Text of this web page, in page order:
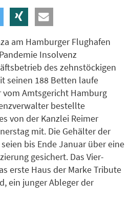
am Hamburger Flughafen
Insolvenz
des zehnstöckigen
seinen 188 Betten laufe
Amtsgericht Hamburg
bestellte
von der Kanzlei Reimer
mit. Die Gehälter der
bis Ende Januar über eine
gesichert. Das Vier-
erste Haus der Marke Tribute
ein junger Ableger der